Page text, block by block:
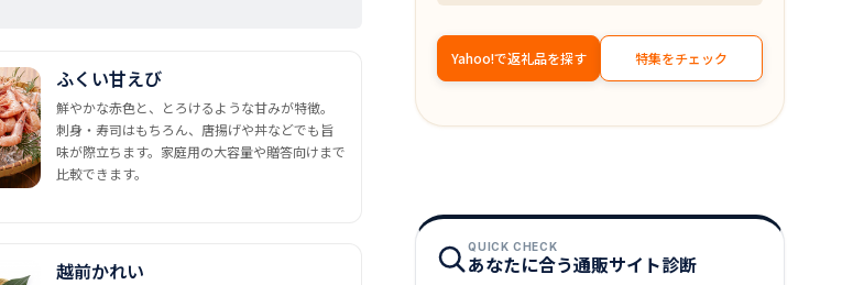
ふくい甘えび
鮮やかな赤色と、とろけるような甘みが特徴。
刺身・寿司はもちろん、唐揚げや丼などでも旨
味が際立ちます。家庭用の大容量や贈答向けまで
比較できます。
越前かれい
Yahoo!で返礼品を探す 特集をチェック
QUICK CHECK
あなたに合う通販サイト診断